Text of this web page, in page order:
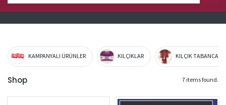
KAMPANYALI ÜRÜNLER KILÇIKLAR KILÇIK TABANCA
Shop 7 items found.